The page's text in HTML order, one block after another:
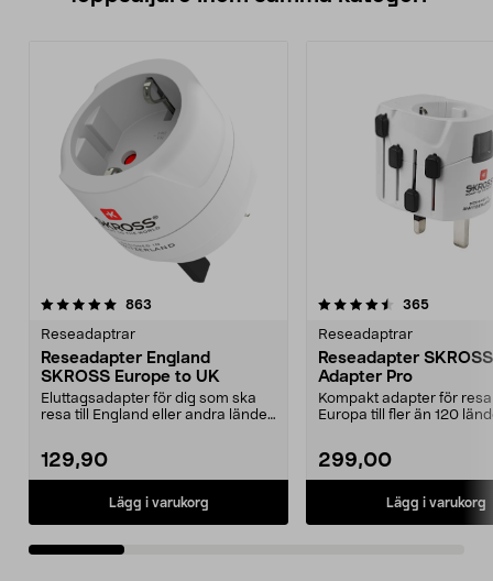
863
Reseadaptrar
Reseadapter England
SKROSS Europe to UK
Eluttagsadapter för dig som ska
resa till England eller andra länder
129,90
Lägg i varukorg
4.5 av 5 stjärnor 365
Reseadaptrar
Reseadapter
Adapter Pro
Kompakt adapter för
Europa till fler än 120
299,00
Lägg i varukorg
4.5 av 5 stjärnor